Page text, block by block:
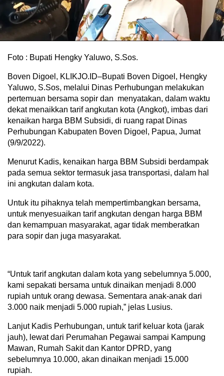
Foto : Bupati Hengky Yaluwo, S.Sos.
Boven Digoel, KLIKJO.ID–Bupati Boven Digoel, Hengky
Yaluwo, S.Sos, melalui Dinas Perhubungan melakukan
pertemuan bersama sopir dan menyatakan, dalam waktu
dekat menaikkan tarif angkutan kota (Angkot), imbas dari
kenaikan harga BBM Subsidi, di ruang rapat Dinas
Perhubungan Kabupaten Boven Digoel, Papua, Jumat
(9/9/2022).
Menurut Kadis, kenaikan harga BBM Subsidi berdampak
pada semua sektor termasuk jasa transportasi, dalam hal
ini angkutan dalam kota.
Untuk itu pihaknya telah mempertimbangkan bersama,
untuk menyesuaikan tarif angkutan dengan harga BBM
dan kemampuan masyarakat, agar tidak memberatkan
para sopir dan juga masyarakat.
“Untuk tarif angkutan dalam kota yang sebelumnya 5.000,
kami sepakati bersama untuk dinaikan menjadi 8.000
rupiah untuk orang dewasa. Sementara anak-anak dari
3.000 naik menjadi 5.000 rupiah,” jelas Lusius.
Lanjut Kadis Perhubungan, untuk tarif keluar kota (jarak
jauh), lewat dari Perumahan Pegawai sampai Kampung
Mawan, Rumah Sakit dan Kantor DPRD, yang
sebelumnya 10.000, akan dinaikan menjadi 15.000
rupiah.